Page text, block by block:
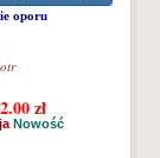
oporu
zł
Nowość